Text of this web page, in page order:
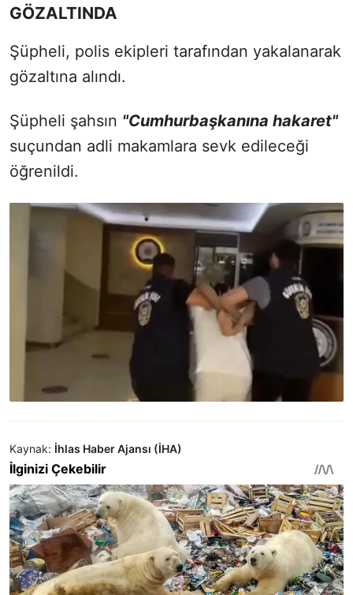
GÖZALTINDA
Şüpheli, polis ekipleri tarafından yakalanarak
gözaltına alındı.
Şüpheli şahsın "Cumhurbaşkanına hakaret"
suçundan adli makamlara sevk edileceği
öğrenildi.
Kaynak: İhlas Haber Ajansı (İHA)